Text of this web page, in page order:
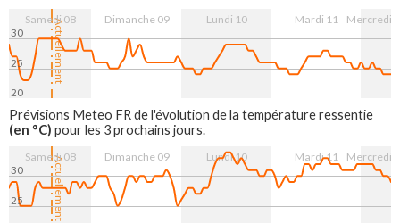
Actuellement
Samedi 08 Dimanche 09 Lundi 10 Mardi 11 Mercredi
20
25
30
Prévisions Meteo FR de l'évolution de la température ressentie
(en °C) pour les 3 prochains jours.
Actuellement
Samedi 08 Dimanche 09 Lundi 10 Mardi 11 Mercredi
25
30